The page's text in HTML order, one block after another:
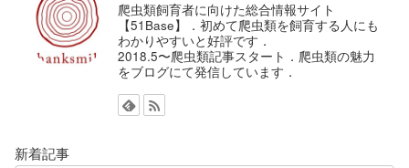
爬虫類飼育者に向けた総合情報サイト
【51Base】．初めて爬虫類を飼育する人にも
わかりやすいと好評です．
2018.5〜爬虫類記事スタート．爬虫類の魅力
をブログにて発信しています．
新着記事